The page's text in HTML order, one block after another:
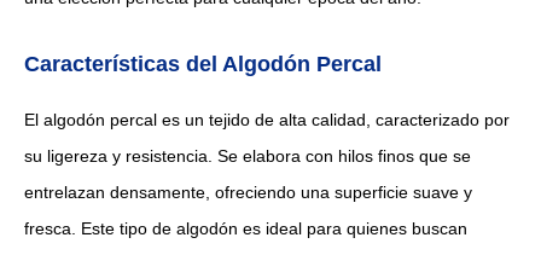
Características del Algodón Percal
El algodón percal es un tejido de alta calidad, caracterizado por
su ligereza y resistencia. Se elabora con hilos finos que se
entrelazan densamente, ofreciendo una superficie suave y
fresca. Este tipo de algodón es ideal para quienes buscan